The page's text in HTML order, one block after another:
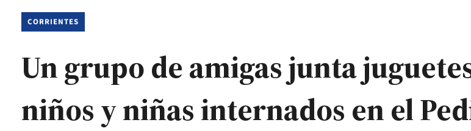
CORRIENTES
Un grupo de amigas junta
niños y niñas internados en el